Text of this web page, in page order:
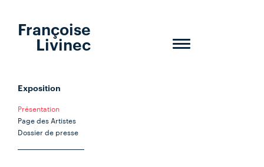
Toggle
Françoise
Livinec
Exposition
Présentation
Page des Artistes
Dossier de presse